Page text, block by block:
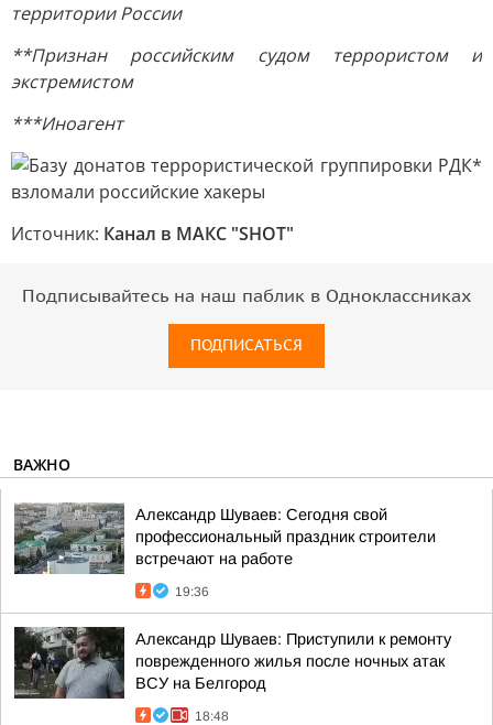
территории России
**Признан российским судом террористом и
экстремистом
***Иноагент
Источник: Канал в МАКС "SHOT"
Подписывайтесь на наш паблик в Одноклассниках
ПОДПИСАТЬСЯ
ВАЖНО
Александр Шуваев: Сегодня свой
профессиональный праздник строители
встречают на работе
19:36
Александр Шуваев: Приступили к ремонту
поврежденного жилья после ночных атак
ВСУ на Белгород
18:48